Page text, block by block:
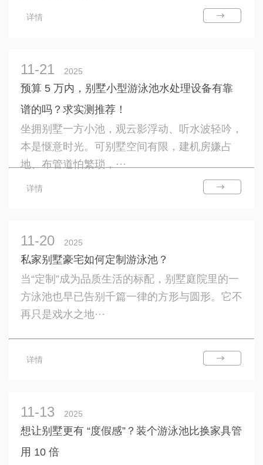
详情
11-21 2025
预算 5 万内，别墅小型游泳池水处理设备有靠
谱的吗？求实测推荐！
坐拥别墅一方小池，观云影浮动、听水波轻吟，
本是惬意时光。可别墅空间有限，建机房嫌占
地、布管道怕繁琐，···
详情
11-20 2025
私家别墅豪宅如何定制游泳池？
当“定制”成为品质生活的标配，别墅庭院里的一
方泳池也早已告别千篇一律的方形与圆形。它不
再只是戏水之地···
详情
11-13 2025
想让别墅更有 “度假感”？装个游泳池比换家具管
用 10 倍